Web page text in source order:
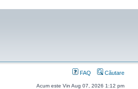
FAQ Căutare
Acum este Vin Aug 07, 2026 1:12 pm